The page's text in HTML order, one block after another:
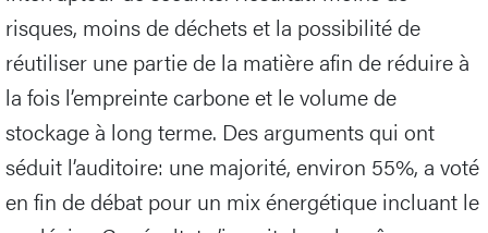
risques, moins de déchets et la possibilité de
réutiliser une partie de la matière afin de réduire à
la fois l’empreinte carbone et le volume de
stockage à long terme. Des arguments qui ont
séduit l’auditoire: une majorité, environ 55%, a voté
en fin de débat pour un mix énergétique incluant le